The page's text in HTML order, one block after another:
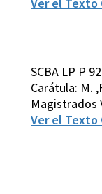
Ver el Texto
SCBA LP P
Carátula: M.
Magistrados
Ver el Texto